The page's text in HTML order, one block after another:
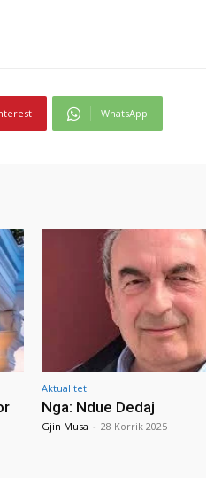
WhatsApp
Aktualitet
Nga: Ndue Dedaj
Gjin Musa - 28 Korrik 2025